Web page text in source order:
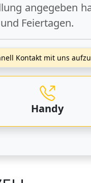
angegeben
und Feiertagen.
Kontakt mit uns
Handy